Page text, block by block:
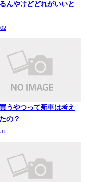
んやけどどれがいいと
うやつって新車は考え
の？